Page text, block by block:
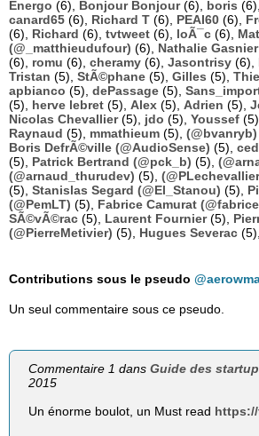
Energo (6), Bonjour Bonjour(6), boris (6),
canard65 (6), Richard T (6), PEAI60 (6),
(6), Richard (6), tvtweet (6), loÃ¯c (6),
(@_matthieudufour) (6), Nathalie
(6), romu (6), cheramy (6), Jasontrisy (6),
Tristan (5), StÃ©phane (5), Gilles (5),
apbianco (5), dePassage (5),
(5), herve lebret (5), Alex (5), Adrien (5),
Nicolas Chevallier(5), jdo (5), Youssef (5),
Raynaud (5), mmathieum (5),
Boris DefrÃ©ville (@AudioSense) (5),
(5), Patrick Bertrand (@pck_b) (5),
(@arnaud_thurudev) (5),
(5), Stanislas Segard (@El_Stanou) (5),
(@PemLT) (5), Fabrice Camurat
SÃ©vÃ©rac (5), Laurent Fournier(5),
(@PierreMetivier) (5), Hugues Severac (5),
Contributions sous le pseudo
Un seul commentaire sous ce pseudo.
Commentaire 1 dansGuide des
2015
Un énorme boulot, un Must read